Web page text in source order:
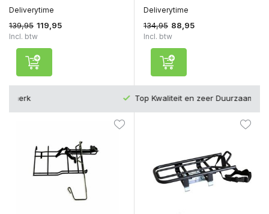
Deliverytime
139,95 119,95
Incl. btw
Deliverytime
134,95 88,95
Incl. btw
Top Kwaliteit en zeer Duurzaam